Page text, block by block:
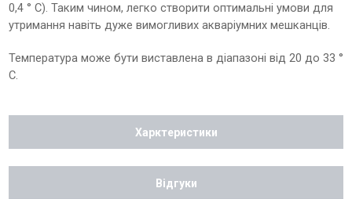
0,4 ° С). Таким чином, легко створити оптимальні умови для
утримання навіть дуже вимогливих акваріумних мешканців.
Температура може бути виставлена в діапазоні від 20 до 33 °
С.
Харктеристики
Відгуки